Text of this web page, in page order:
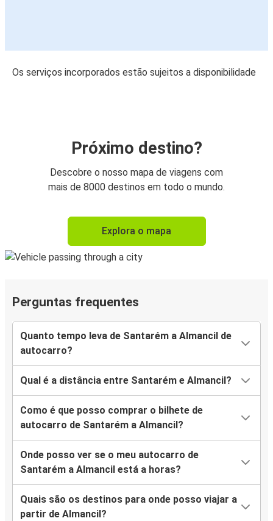
Os serviços incorporados estão sujeitos a disponibilidade
Próximo destino?
Descobre o nosso mapa de viagens com
mais de 8000 destinos em todo o mundo.
Explora o mapa
Perguntas frequentes
Quanto tempo leva de Santarém a Almancil de
autocarro?
Qual é a distância entre Santarém e Almancil?
Como é que posso comprar o bilhete de
autocarro de Santarém a Almancil?
Onde posso ver se o meu autocarro de
Santarém a Almancil está a horas?
Quais são os destinos para onde posso viajar a
partir de Almancil?